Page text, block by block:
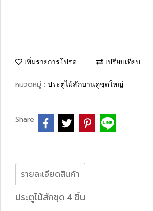
เพิ่มรายการโปรด เปรียบเทียบ
หมวดหมู่ : ประตูไม้สักบานคู่ชุดใหญ่
Share
รายละเอียดสินค้า
ประตูไม้สักชุด 4 ชิ้น